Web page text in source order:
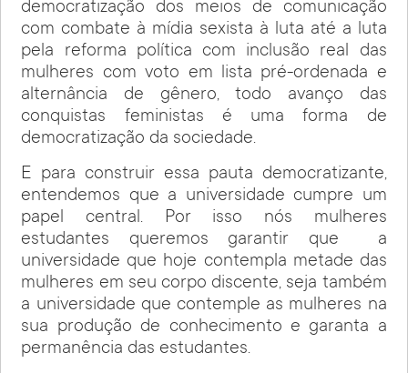
democratização dos meios de comunicação
com combate à mídia sexista à luta até a luta
pela reforma política com inclusão real das
mulheres com voto em lista pré-ordenada e
alternância de gênero, todo avanço das
conquistas feministas é uma forma de
democratização da sociedade.
E para construir essa pauta democratizante,
entendemos que a universidade cumpre um
papel central. Por isso nós mulheres
estudantes queremos garantir que a
universidade que hoje contempla metade das
mulheres em seu corpo discente, seja também
a universidade que contemple as mulheres na
sua produção de conhecimento e garanta a
permanência das estudantes.